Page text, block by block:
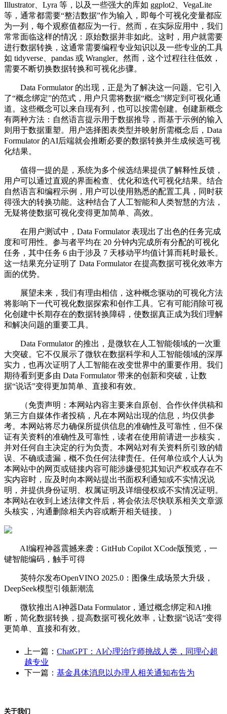
Illustrator、Lyra 等，以及一些强大的库如 ggplot2、VegaLite
等，通常都需要“整洁数据”作为输入，即每个可视化变量都应
为一列，每个观察值都应为一行。然而，在实际应用中，我们
常常面临这样的情况：原始数据并非如此。这时，用户就需要
进行数据转换，这通常需要编程专业知识以及一些专业的工具
如 tidyverse、pandas 或 Wrangler。然而，这个过程往往低效，
需要不断切换数据转换和可视化步骤。
Data Formulator 的出现，正是为了解决这一问题。它引入
了“概念绑定”的范式，用户只需将数据“概念”绑定到可视化通
道。这些概念可以来自现有列，也可以按需创建。创建新概念
有两种方法：自然语言提示用于数据推导，而基于示例的输入
则用于数据重塑。用户选择图表类型并映射所需概念后，Data
Formulator 的AI后端就会推断必要的数据转换并生成候选可视
化结果。
值得一提的是，系统为多个候选结果提供了解释性反馈，
用户可以通过直观的界面检查、优化和迭代可视化结果。结合
自然语言和编程示例，用户可以使用熟悉的配置工具，同时获
得强大的转换功能。这种结合了人工智能和人类智慧的方法，
无疑将使数据可视化变得更加简单、高效。
在用户测试中，Data Formulator 表现出了出色的任务完成
度和可用性。参与者平均在 20 分钟内完成所有分配的可视化
任务，其中任务 6 由于涉及 7 天移动平均值计算而耗时最长。
这一结果充分证明了 Data Formulator 在提高数据可视化效率方
面的优势。
展望未来，我们有理由相信，这种概念驱动的可视化方法
将影响下一代可视化数据探索和创作工具。它有可能消除可视
化创建中长期存在的数据转换障碍，使数据真正成为我们理解
和解决问题的重要工具。
Data Formulator 的推出，是微软在人工智能领域的一次重
大突破。它不仅展示了微软在数据科学和人工智能领域的深厚
实力，也再次证明了人工智能在改变世界中的重要作用。我们
期待看到更多由 Data Formulator 带来的创新和突破，让数
据“说话”变得更加简单、直接和有效。
（免责声明：本网站内容主要来自原创、合作伙伴供稿和
第三方自媒体作者投稿，凡在本网站出现的信息，均仅供参
考。本网站将尽力确保所提供信息的准确性及可靠性，但不保
证有关资料的准确性及可靠性，读者在使用前请进一步核实，
并对任何自主决定的行为负责。本网站对有关资料所引致的错
误、不确或遗漏，概不负任何法律责任。任何单位或个人认为
本网站中的网页或链接内容可能涉嫌侵犯其知识产权或存在不
实内容时，应及时向本网站提出书面权利通知或不实情况说
明，并提供身份证明、权属证明及详细侵权或不实情况证明。
本网站在收到上述法律文件后，将会依法尽快联系相关文章源
头核实，沟通删除相关内容或断开相关链接。 ）
AI编程神器震撼来袭：GitHub Copilot XCode版预览，一
键智能编码，触手可得
英特尔发布OpenVINO 2025.0：图像生成场景大升级，
DeepSeek模型引领新潮流
微软推出AI神器Data Formulator，通过概念绑定和AI推
断，简化数据转换，提高数据可视化效率，让数据“说话”变得
更简单、直接和有效。
上一篇： ChatGPT：AI心理治疗师挑战人类，同理心超
越专业
下一篇： 基金具体消息以办理人相关通知布告为
关于我们